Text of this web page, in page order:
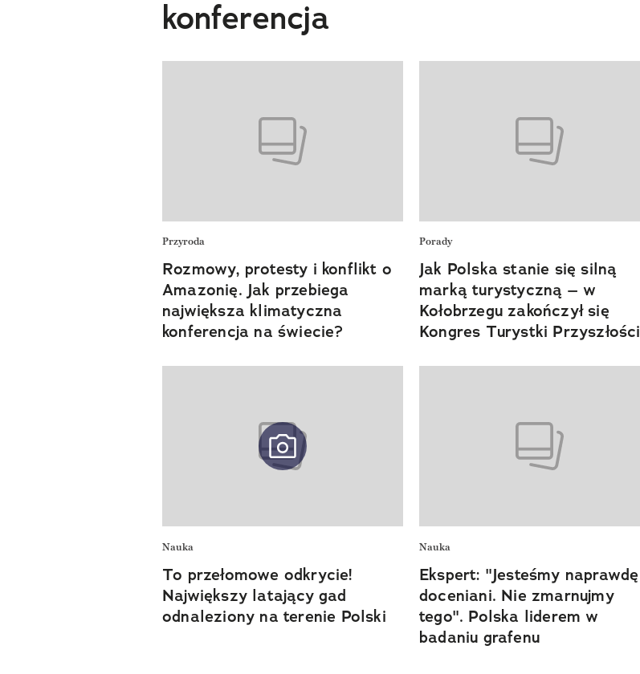
konferencja
Przyroda
Rozmowy, protesty i konflikt o
Amazonię. Jak przebiega
największa klimatyczna
konferencja na świecie?
Porady
Jak Polska stanie się silną
marką turystyczną – w
Kołobrzegu zakończył się
Kongres Turystki Przyszłości
Nauka
To przełomowe odkrycie!
Największy latający gad
odnaleziony na terenie Polski
Nauka
Ekspert: "Jesteśmy naprawdę
doceniani. Nie zmarnujmy
tego". Polska liderem w
badaniu grafenu